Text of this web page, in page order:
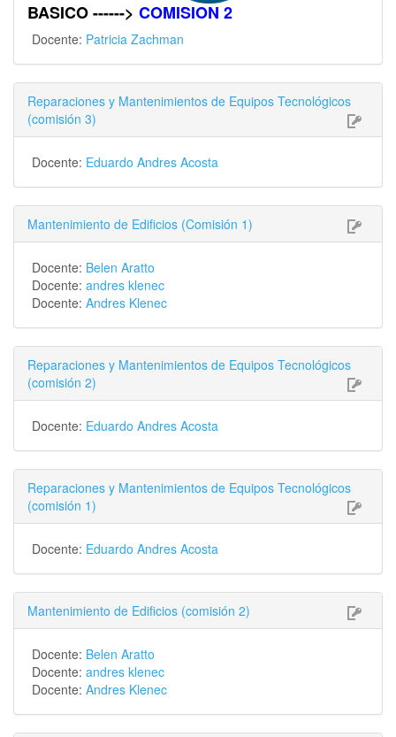
BASICO ------> COMISION 2
Docente: Patricia Zachman
Reparaciones y Mantenimientos de Equipos Tecnológicos
(comisión 3)
Docente: Eduardo Andres Acosta
Mantenimiento de Edificios (Comisión 1)
Docente: Belen Aratto
Docente: andres klenec
Docente: Andres Klenec
Reparaciones y Mantenimientos de Equipos Tecnológicos
(comisión 2)
Docente: Eduardo Andres Acosta
Reparaciones y Mantenimientos de Equipos Tecnológicos
(comisión 1)
Docente: Eduardo Andres Acosta
Mantenimiento de Edificios (comisión 2)
Docente: Belen Aratto
Docente: andres klenec
Docente: Andres Klenec